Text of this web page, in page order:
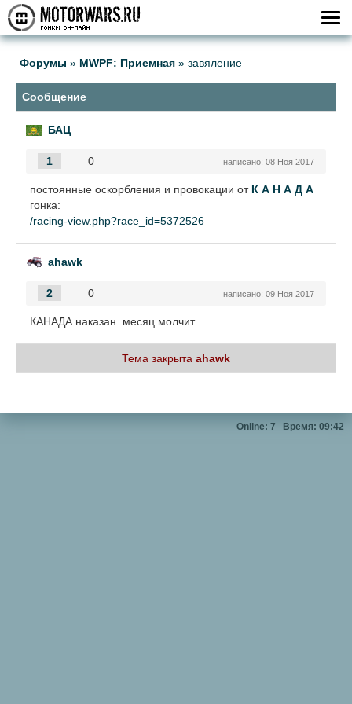
Форумы » MWPF: Приемная » завяление
Cообщение
БАЦ
1 0 написано: 08 Ноя 2017
постоянные оскорбления и провокации от К А Н А Д А
гонка:
/racing-view.php?race_id=5372526
ahawk
2 0 написано: 09 Ноя 2017
КАНАДА наказан. месяц молчит.
Тема закрыта ahawk
Online: 7 Время: 09:42